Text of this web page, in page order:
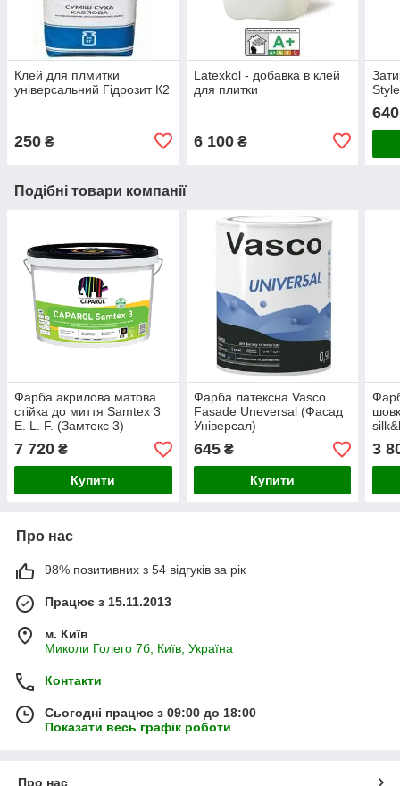
Клей для плмитки
універсальний Гідрозит К2
250 ₴
Latexkol - добавка в клей
для плитки
6 100₴
640
Подібні товари компанії
Фарба акрилова матова
стійка до миття Samtex 3
E. L. F. (Замтекс 3)
7 720 ₴
Купити
Фарба латексна Vasco
Fasade Uneversal (Фасад
Універсал)
645₴
Купити
3
Про нас
98% позитивних з 54 відгуків за рік
Працює з 15.11.2013
м. Київ
Миколи Голего 7б, Київ, Україна
Контакти
Сьогодні працює з 09:00 до 18:00
Показати весь графік роботи
Про нас